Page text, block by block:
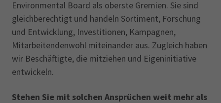
Environmental Board als oberste Gremien. Sie sind
gleichberechtigt und handeln Sortiment, Forschung
und Entwicklung, Investitionen, Kampagnen,
Mitarbeitendenwohl miteinander aus. Zugleich haben
wir Beschäftigte, die mitziehen und Eigeninitiative
entwickeln.
Stehen Sie mit solchen Ansprüchen weit mehr als